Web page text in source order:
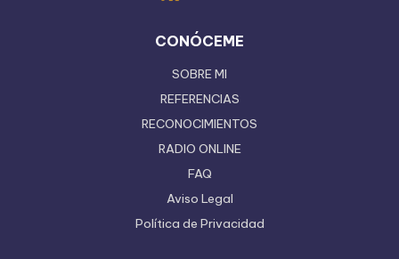
CONÓCEME
SOBRE MI
REFERENCIAS
RECONOCIMIENTOS
RADIO ONLINE
FAQ
Aviso Legal
Política de Privacidad